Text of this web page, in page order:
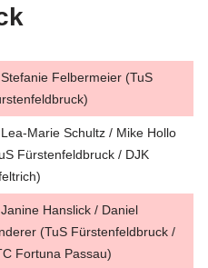
Felbermeier (TuS
Marie Schultz / Mike Hollo
Fürstenfeldbruck / DJK
Hanslick / Daniel
(TuS Fürstenfeldbruck /
Fortuna Passau)